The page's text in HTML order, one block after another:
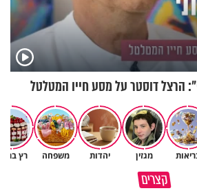
הרצל דוסטר על מסע חייו המטלטל
מגזין יהדות משפחה רץ
קצרים
בזכות הכיבוד